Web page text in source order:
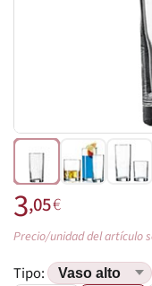
3,05€
Precio/unidad del artículo
Tipo: